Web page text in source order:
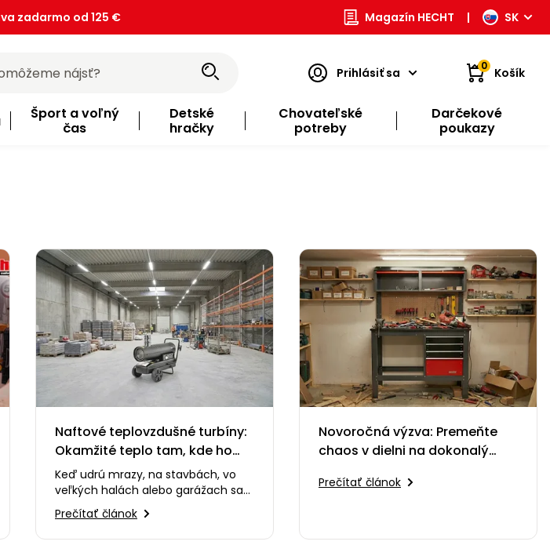
zadarmo od 125 € Magazín HECHT | SK
Prihlásiť sa 0 Košík
Šport a voľný
čas
Detské
hračky
Chovateľské
potreby
Darčekové
poukazy
Naftové teplovzdušné turbíny:
Okamžité teplo tam, kde ho
najviac potrebujete
Keď udrú mrazy, na stavbách, vo
veľkých halách alebo garážach sa
často hrá o čas. Čakať hodiny, kým
sa priestor vyhreje…
Prečítať článok
Novoročná výzva: Premeňte
chaos v dielni na dokonalý
Prečítať článok